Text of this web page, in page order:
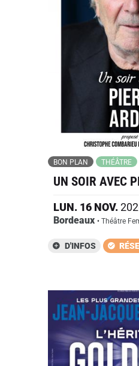
BON PLAN THÉÂTRE
UN SOIR AVEC
LUN. 16 NOV.
Bordeaux • Théâtre
D'INFOS